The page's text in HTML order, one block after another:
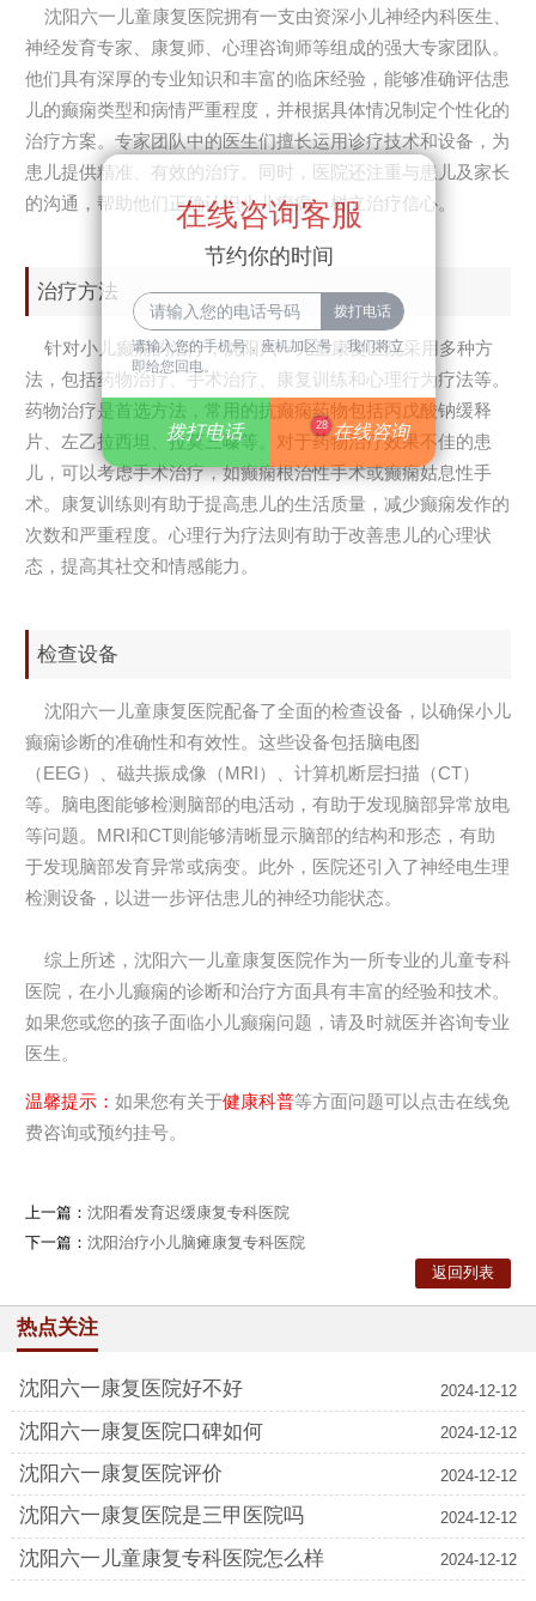
沈阳六一儿童康复医院拥有一支由资深小儿神经内科医生、
神经发育专家、康复师、心理咨询师等组成的强大专家团队。
他们具有深厚的专业知识和丰富的临床经验，能够准确评估患
儿的癫痫类型和病情严重程度，并根据具体情况制定个性化的
治疗方案。专家团队中的医生们擅长运用诊疗技术和设备，为
患儿提供精准、有效的治疗。同时，医院还注重与患儿及家长
的沟通，帮助他们正确认识小儿癫痫，树立治疗信心。
治疗方法
针对小儿癫痫的治疗，沈阳六一儿童康复医院采用多种方
法，包括药物治疗、手术治疗、康复训练和心理行为疗法等。
药物治疗是首选方法，常用的抗癫痫药物包括丙戊酸钠缓释
片、左乙拉西坦、拉莫三嗪等。对于药物治疗效果不佳的患
儿，可以考虑手术治疗，如癫痫根治性手术或癫痫姑息性手
术。康复训练则有助于提高患儿的生活质量，减少癫痫发作的
次数和严重程度。心理行为疗法则有助于改善患儿的心理状
态，提高其社交和情感能力。
检查设备
沈阳六一儿童康复医院配备了全面的检查设备，以确保小儿
癫痫诊断的准确性和有效性。这些设备包括脑电图
（EEG）、磁共振成像（MRI）、计算机断层扫描（CT）
等。脑电图能够检测脑部的电活动，有助于发现脑部异常放电
等问题。MRI和CT则能够清晰显示脑部的结构和形态，有助
于发现脑部发育异常或病变。此外，医院还引入了神经电生理
检测设备，以进一步评估患儿的神经功能状态。
综上所述，沈阳六一儿童康复医院作为一所专业的儿童专科
医院，在小儿癫痫的诊断和治疗方面具有丰富的经验和技术。
如果您或您的孩子面临小儿癫痫问题，请及时就医并咨询专业
医生。
温馨提示： 如果您有关于健康科普等方面问题可以点击在线免
费咨询或预约挂号。
上一篇： 沈阳看发育迟缓康复专科医院
下一篇： 沈阳治疗小儿脑瘫康复专科医院
返回列表
热点关注
2024-12-12
沈阳六一康复医院好不好
2024-12-12
沈阳六一康复医院口碑如何
2024-12-12
沈阳六一康复医院评价
2024-12-12
沈阳六一康复医院是三甲医院吗
2024-12-12
沈阳六一儿童康复专科医院怎么样
在线咨询客服
节约你的时间
请输入您的手机号，座机加区号，我们将立
即给您回电。
拨打电话 28 在线咨询